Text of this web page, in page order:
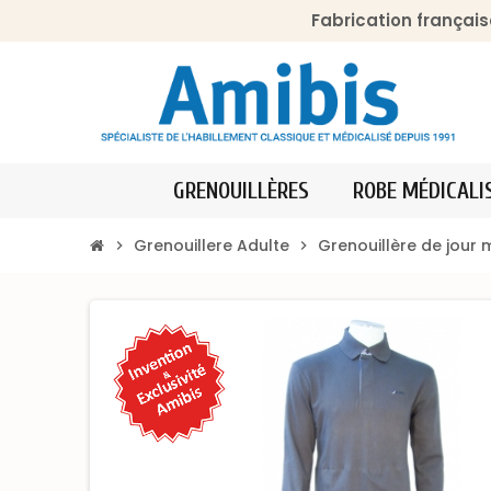
Fabrication
GRENOUILLÈRES ROBE
chevron_right Grenouillere Adulte chevron_right Grenouillère de jour